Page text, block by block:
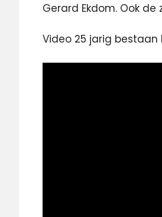
Gerard Ekdom. Ook
Video 25 jarig bestaan